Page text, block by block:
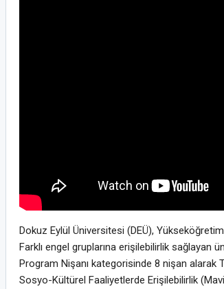
Dokuz Eylül Üniversitesi (DEÜ),
Farklı engel gruplarına erişilebilirlik sağlayan
Program Nişanı kategorisinde 8 nişan alarak
Sosyo-Kültürel Faaliyetlerde Erişilebilirlik